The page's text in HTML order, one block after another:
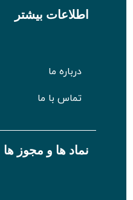
اطلاعات بیشتر
درباره ما
تماس با ما
نماد ها و مجوز ها